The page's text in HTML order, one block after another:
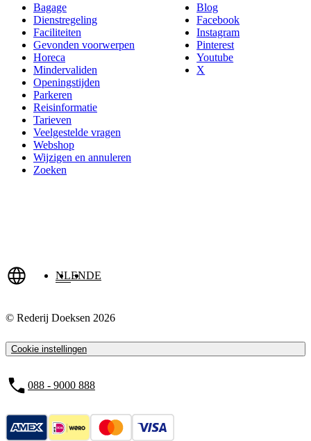
Bagage
Dienstregeling
Faciliteiten
Gevonden voorwerpen
Horeca
Mindervaliden
Openingstijden
Parkeren
Reisinformatie
Tarieven
Veelgestelde vragen
Webshop
Wijzigen en annuleren
Zoeken
Blog
Facebook
Instagram
Pinterest
Youtube
X
NLENDE
© Rederij Doeksen 2026
Cookie instellingen
088 - 9000 888